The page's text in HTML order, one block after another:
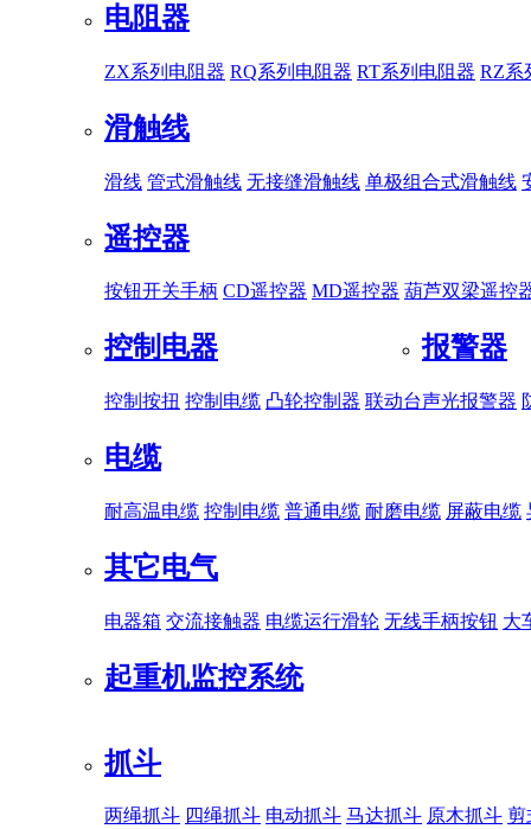
电阻器
ZX系列电阻器 RQ系列电阻器 RT系列电阻器 RZ系
滑触线
滑线 管式滑触线 无接缝滑触线 单极组合式滑触线
遥控器
按钮开关手柄 CD遥控器 MD遥控器 葫芦双梁遥控
控制电器
控制按扭 控制电缆 凸轮控制器 联动台
报警器
声光报警器
电缆
耐高温电缆 控制电缆 普通电缆 耐磨电缆 屏蔽电缆
其它电气
电器箱 交流接触器 电缆运行滑轮 无线手柄按钮 大
起重机监控系统
抓斗
两绳抓斗 四绳抓斗 电动抓斗 马达抓斗 原木抓斗 剪